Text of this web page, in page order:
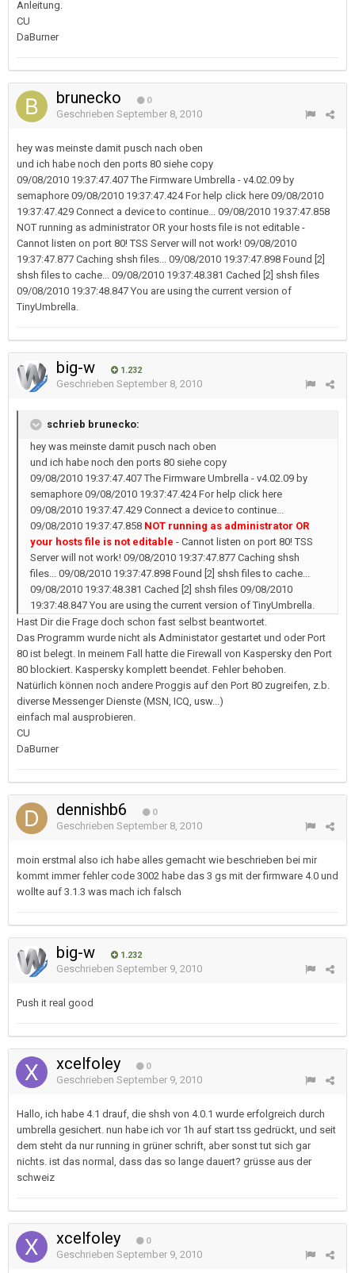
Anleitung.
CU
DaBurner
brunecko 0
Geschrieben September 8, 2010
hey was meinste damit pusch nach oben
und ich habe noch den ports 80 siehe copy
09/08/2010 19:37:47.407 The Firmware Umbrella - v4.02.09 by
semaphore 09/08/2010 19:37:47.424 For help click here 09/08/2010
19:37:47.429 Connect a device to continue... 09/08/2010 19:37:47.858
NOT running as administrator OR your hosts file is not editable -
Cannot listen on port 80! TSS Server will not work! 09/08/2010
19:37:47.877 Caching shsh files... 09/08/2010 19:37:47.898 Found [2]
shsh files to cache... 09/08/2010 19:37:48.381 Cached [2] shsh files
09/08/2010 19:37:48.847 You are using the current version of
TinyUmbrella.
big-w 1.232
Geschrieben September 8, 2010
schrieb brunecko:
hey was meinste damit pusch nach oben
und ich habe noch den ports 80 siehe copy
09/08/2010 19:37:47.407 The Firmware Umbrella - v4.02.09 by
semaphore 09/08/2010 19:37:47.424 For help click here
09/08/2010 19:37:47.429 Connect a device to continue...
09/08/2010 19:37:47.858 NOT running as administrator OR
your hosts file is not editable - Cannot listen on port 80! TSS
Server will not work! 09/08/2010 19:37:47.877 Caching shsh
files... 09/08/2010 19:37:47.898 Found [2] shsh files to cache...
09/08/2010 19:37:48.381 Cached [2] shsh files 09/08/2010
19:37:48.847 You are using the current version of TinyUmbrella.
Hast Dir die Frage doch schon fast selbst beantwortet.
Das Programm wurde nicht als Administator gestartet und oder Port
80 ist belegt. In meinem Fall hatte die Firewall von Kaspersky den Port
80 blockiert. Kaspersky komplett beendet. Fehler behoben.
Natürlich können noch andere Proggis auf den Port 80 zugreifen, z.b.
diverse Messenger Dienste (MSN, ICQ, usw...)
einfach mal ausprobieren.
CU
DaBurner
dennishb6 0
Geschrieben September 8, 2010
moin erstmal also ich habe alles gemacht wie beschrieben bei mir
kommt immer fehler code 3002 habe das 3 gs mit der firmware 4.0 und
wollte auf 3.1.3 was mach ich falsch
big-w 1.232
Geschrieben September 9, 2010
Push it real good
xcelfoley 0
Geschrieben September 9, 2010
Hallo, ich habe 4.1 drauf, die shsh von 4.0.1 wurde erfolgreich durch
umbrella gesichert. nun habe ich vor 1h auf start tss gedrückt, und seit
dem steht da nur running in grüner schrift, aber sonst tut sich gar
nichts. ist das normal, dass das so lange dauert? grüsse aus der
schweiz
xcelfoley 0
Geschrieben September 9, 2010